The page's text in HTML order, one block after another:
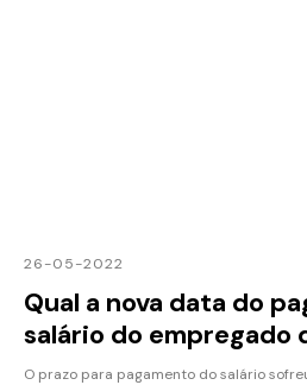
26-05-2022
Qual a nova data do
salário do empregado
O prazo para pagamento do salário